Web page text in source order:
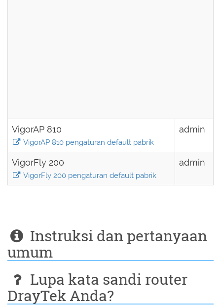
VigorAP 810
VigorAP 810 pengaturan default pabrik
admin
VigorFly 200
VigorFly 200 pengaturan default pabrik
admin
Instruksi dan pertanyaan
umum
Lupa kata sandi router
DrayTek Anda?